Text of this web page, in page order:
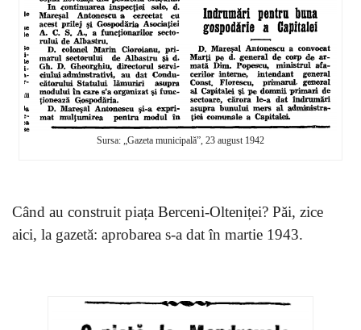
Sursa: „Gazeta municipală”, 23 august 1942
Când au construit piața Berceni-Olteniței? Păi, zice
aici, la gazetă: aprobarea s-a dat în martie 1943.